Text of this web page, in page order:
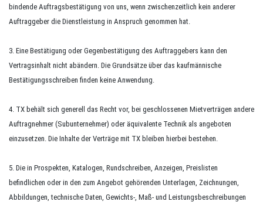
bindende Auftragsbestätigung von uns, wenn zwischenzeitlich kein anderer
Auftraggeber die Dienstleistung in Anspruch genommen hat.
3. Eine Bestätigung oder Gegenbestätigung des Auftraggebers kann den
Vertragsinhalt nicht abändern. Die Grundsätze über das kaufmännische
Bestätigungsschreiben finden keine Anwendung.
4. TX behält sich generell das Recht vor, bei geschlossenen Mietverträgen andere
Auftragnehmer (Subunternehmer) oder äquivalente Technik als angeboten
einzusetzen. Die Inhalte der Verträge mit TX bleiben hierbei bestehen.
5. Die in Prospekten, Katalogen, Rundschreiben, Anzeigen, Preislisten
befindlichen oder in den zum Angebot gehörenden Unterlagen, Zeichnungen,
Abbildungen, technische Daten, Gewichts-, Maß- und Leistungsbeschreibungen